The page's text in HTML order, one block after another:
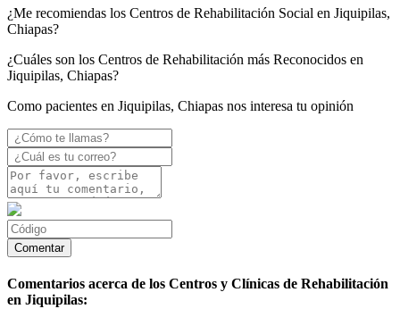
¿Me recomiendas los Centros de Rehabilitación Social en Jiquipilas,
Chiapas?
¿Cuáles son los Centros de Rehabilitación más Reconocidos en
Jiquipilas, Chiapas?
Como pacientes en Jiquipilas, Chiapas nos interesa tu opinión
Comentarios acerca de los Centros y Clínicas de Rehabilitación
en Jiquipilas: